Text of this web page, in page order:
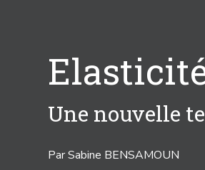
Une nouvelle
Par Sabine BENSAMOUN